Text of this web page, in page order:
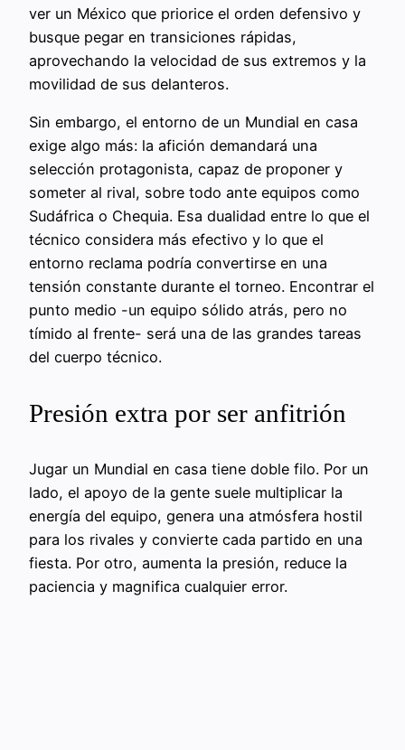
ver un México que priorice el orden defensivo y
busque pegar en transiciones rápidas,
aprovechando la velocidad de sus extremos y la
movilidad de sus delanteros.
Sin embargo, el entorno de un Mundial en casa
exige algo más: la afición demandará una
selección protagonista, capaz de proponer y
someter al rival, sobre todo ante equipos como
Sudáfrica o Chequia. Esa dualidad entre lo que el
técnico considera más efectivo y lo que el
entorno reclama podría convertirse en una
tensión constante durante el torneo. Encontrar el
punto medio -un equipo sólido atrás, pero no
tímido al frente- será una de las grandes tareas
del cuerpo técnico.
Presión extra por ser anfitrión
Jugar un Mundial en casa tiene doble filo. Por un
lado, el apoyo de la gente suele multiplicar la
energía del equipo, genera una atmósfera hostil
para los rivales y convierte cada partido en una
fiesta. Por otro, aumenta la presión, reduce la
paciencia y magnifica cualquier error.